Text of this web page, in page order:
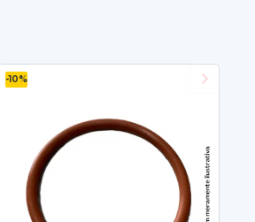
-10%